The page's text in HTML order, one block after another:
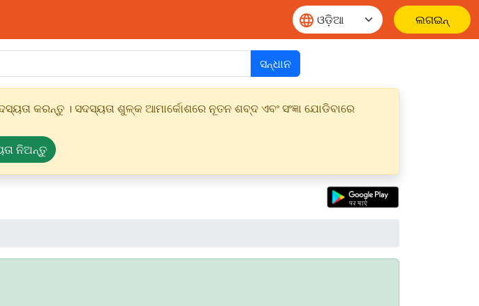
ଲଗଇନ୍
ସନ୍ଧାନ
କରନ୍ତୁ । ସଦସ୍ୟତା ଶୁଳ୍କ ଆମାର୍କୋଶରେ ନୂତନ ଶବ୍ଦ ଏବଂ ସଂଜ୍ଞା ଯୋଡିବାରେ
ନିଅନ୍ତୁ